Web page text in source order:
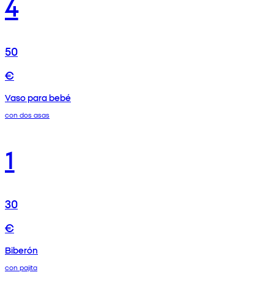
50
€
Vaso para bebé
con dos asas
1
30
€
Biberón
con pajita